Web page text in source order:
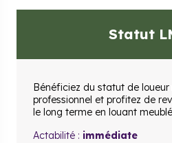
Statut
Bénéficiez du statut de loueur
professionnel et profitez de
le long terme en louant
Actabilité : immédiate